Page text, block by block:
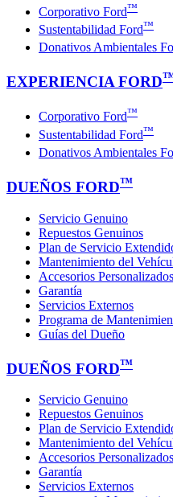
Corporativo Ford™
Sustentabilidad Ford™
Donativos Ambientales
EXPERIENCIA FORD
Corporativo Ford™
Sustentabilidad Ford™
Donativos Ambientales
DUEÑOS FORD™
Servicio Genuino
Repuestos Genuinos
Plan de Servicio
Mantenimiento del
Accesorios Personalizados
Garantía
Servicios Externos
Programa de
Guías del Dueño
DUEÑOS FORD™
Servicio Genuino
Repuestos Genuinos
Plan de Servicio
Mantenimiento del
Accesorios Personalizados
Garantía
Servicios Externos